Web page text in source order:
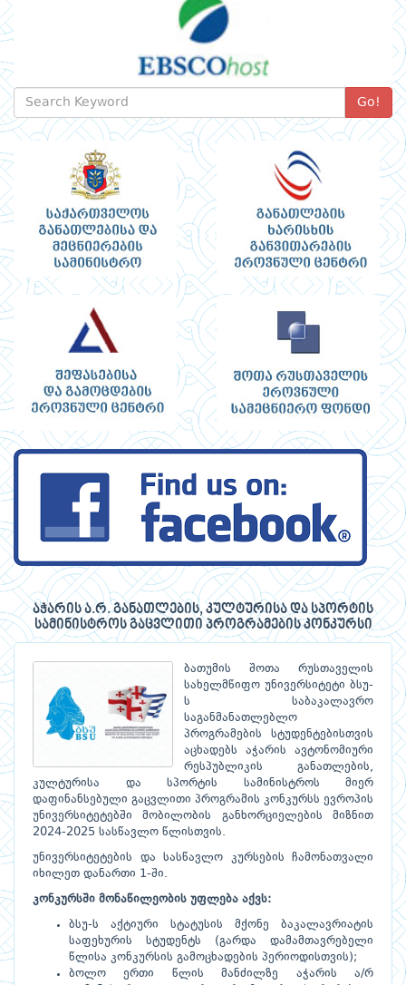
Go!
აჭარის ა.რ. განათლების, კულტურისა და სპორტის
სამინისტროს გაცვლითი პროგრამების კონკურსი
ბათუმის შოთა რუსთაველის
სახელმწიფო უნივერსიტეტი ბსუ-
ს საბაკალავრო
საგანმანათლებლო
პროგრამების სტუდენტებისთვის
აცხადებს აჭარის ავტონომიური
რესპუბლიკის განათლების,
კულტურისა და სპორტის სამინისტროს მიერ
დაფინანსებული გაცვლითი პროგრამის კონკურსს ევროპის
უნივერსიტეტებში მობილობის განხორციელების მიზნით
2024-2025 სასწავლო წლისთვის.
უნივერსიტეტების და სასწავლო კურსების ჩამონათვალი
იხილეთ დანართი 1-ში.
კონკურსში მონაწილეობის უფლება აქვს:
ბსუ-ს აქტიური სტატუსის მქონე ბაკალავრიატის
საფეხურის სტუდენტს (გარდა დამამთავრებელი
წლისა კონკურსის გამოცხადების პერიოდისთვის);
ბოლო ერთი წლის მანძილზე აჭარის ა/რ